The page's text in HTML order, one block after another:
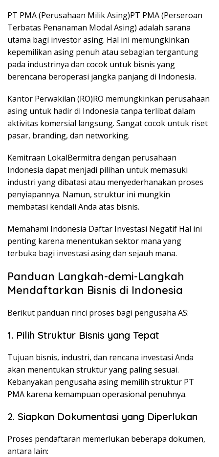
PT PMA (Perusahaan Milik Asing)PT PMA (Perseroan
Terbatas Penanaman Modal Asing) adalah sarana
utama bagi investor asing. Hal ini memungkinkan
kepemilikan asing penuh atau sebagian tergantung
pada industrinya dan cocok untuk bisnis yang
berencana beroperasi jangka panjang di Indonesia.
Kantor Perwakilan (RO)RO memungkinkan perusahaan
asing untuk hadir di Indonesia tanpa terlibat dalam
aktivitas komersial langsung. Sangat cocok untuk riset
pasar, branding, dan networking.
Kemitraan LokalBermitra dengan perusahaan
Indonesia dapat menjadi pilihan untuk memasuki
industri yang dibatasi atau menyederhanakan proses
penyiapannya. Namun, struktur ini mungkin
membatasi kendali Anda atas bisnis.
Memahami Indonesia Daftar Investasi Negatif Hal ini
penting karena menentukan sektor mana yang
terbuka bagi investasi asing dan sejauh mana.
Panduan Langkah-demi-Langkah
Mendaftarkan Bisnis di Indonesia
Berikut panduan rinci proses bagi pengusaha AS:
1. Pilih Struktur Bisnis yang Tepat
Tujuan bisnis, industri, dan rencana investasi Anda
akan menentukan struktur yang paling sesuai.
Kebanyakan pengusaha asing memilih struktur PT
PMA karena kemampuan operasional penuhnya.
2. Siapkan Dokumentasi yang Diperlukan
Proses pendaftaran memerlukan beberapa dokumen,
antara lain: